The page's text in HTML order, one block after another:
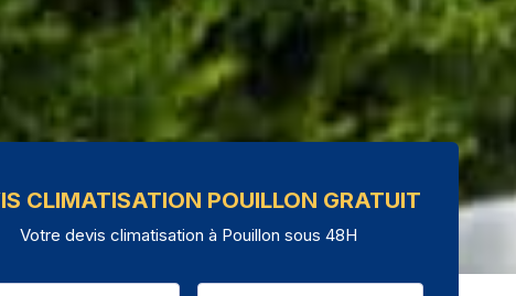
CLIMATISATION POUILLON GRATUIT
Votre devis climatisation à Pouillon sous 48H